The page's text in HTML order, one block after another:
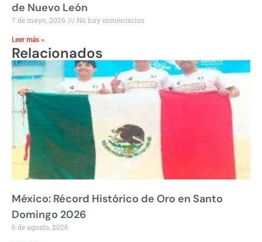
de Nuevo León
7 de mayo, 2026 No hay comentarios
Leer más »
Relacionados
México: Récord Histórico de Oro en Santo
Domingo 2026
6 de agosto, 2026